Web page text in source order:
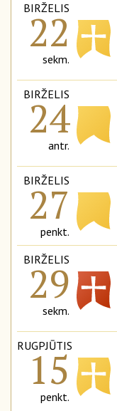
BIRŽELIS
22
sekm.
BIRŽELIS
24
antr.
BIRŽELIS
27
penkt.
BIRŽELIS
29
sekm.
RUGPJŪTIS
15
penkt.